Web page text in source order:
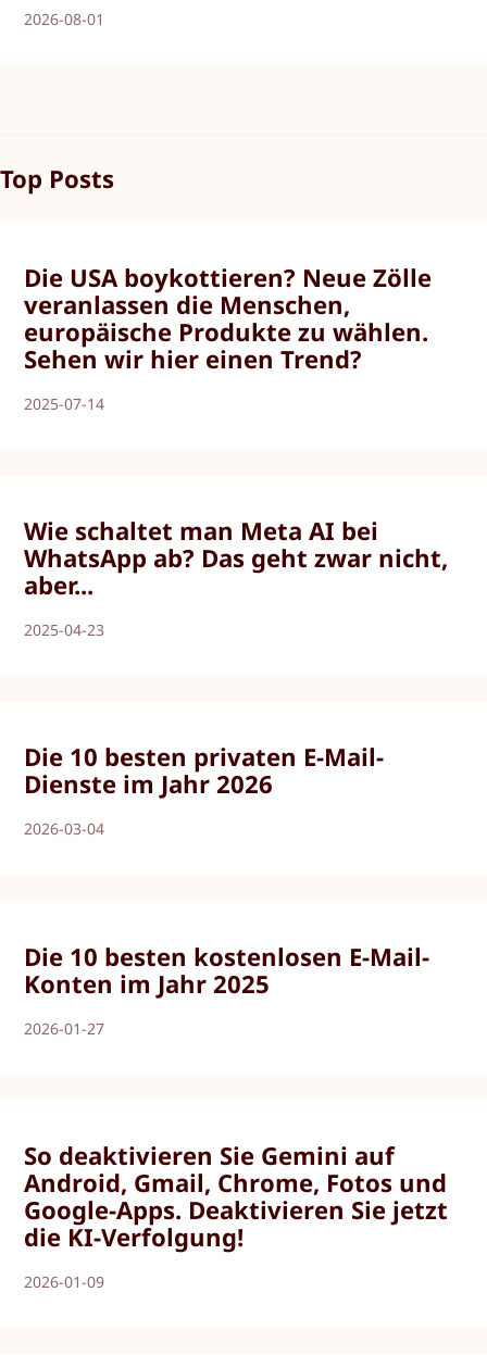
2026-08-01
Top Posts
Die USA boykottieren? Neue Zölle
veranlassen die Menschen,
europäische Produkte zu wählen.
Sehen wir hier einen Trend?
2025-07-14
Wie schaltet man Meta AI bei
WhatsApp ab? Das geht zwar nicht,
aber...
2025-04-23
Die 10 besten privaten E-Mail-
Dienste im Jahr 2026
2026-03-04
Die 10 besten kostenlosen E-Mail-
Konten im Jahr 2025
2026-01-27
So deaktivieren Sie Gemini auf
Android, Gmail, Chrome, Fotos und
Google-Apps. Deaktivieren Sie jetzt
die KI-Verfolgung!
2026-01-09